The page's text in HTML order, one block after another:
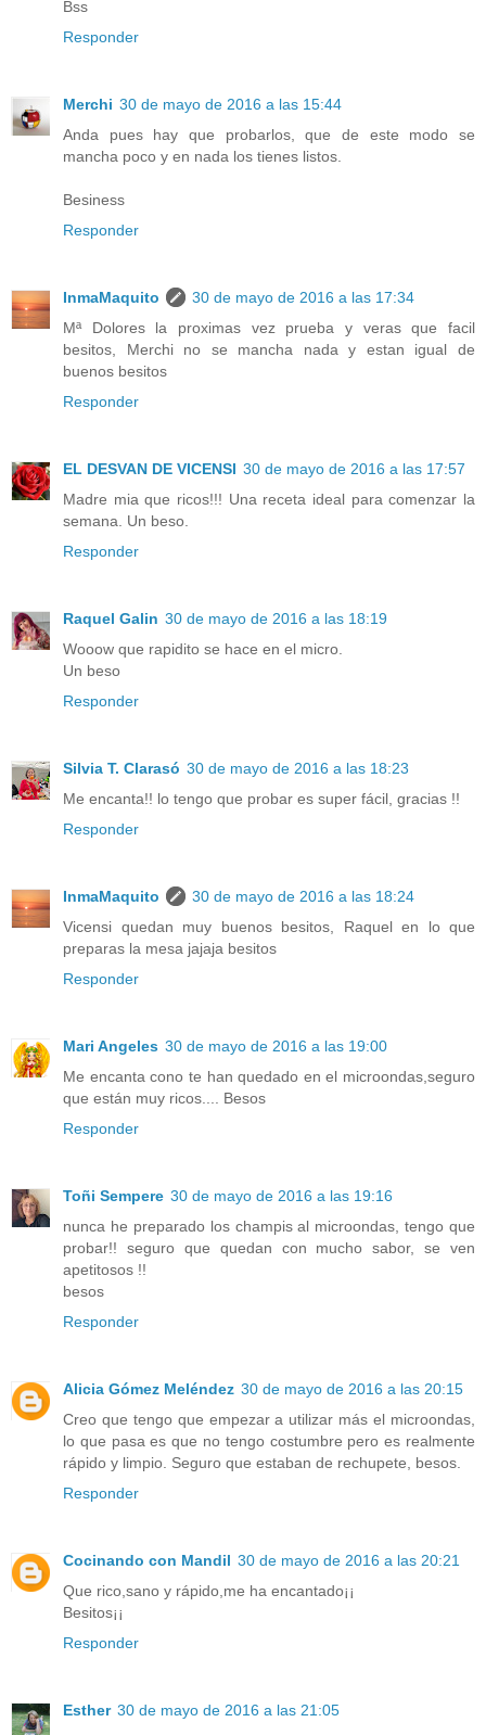
Bss
Responder
Merchi 30 de mayo de 2016 a las 15:44
Anda pues hay que probarlos, que de este modo se
mancha poco y en nada los tienes listos.
Besiness
Responder
InmaMaquito
30 de mayo de 2016 a las 17:34
Mª Dolores la proximas vez prueba y veras que facil
besitos, Merchi no se mancha nada y estan igual de
buenos besitos
Responder
EL DESVAN DE VICENSI 30 de mayo de 2016 a las 17:57
Madre mia que ricos!!! Una receta ideal para comenzar la
semana. Un beso.
Responder
Raquel Galin 30 de mayo de 2016 a las 18:19
Wooow que rapidito se hace en el micro.
Un beso
Responder
Silvia T. Clarasó 30 de mayo de 2016 a las 18:23
Me encanta!! lo tengo que probar es super fácil, gracias !!
Responder
InmaMaquito
30 de mayo de 2016 a las 18:24
Vicensi quedan muy buenos besitos, Raquel en lo que
preparas la mesa jajaja besitos
Responder
Mari Angeles 30 de mayo de 2016 a las 19:00
Me encanta cono te han quedado en el microondas,seguro
que están muy ricos.... Besos
Responder
Toñi Sempere 30 de mayo de 2016 a las 19:16
nunca he preparado los champis al microondas, tengo que
probar!! seguro que quedan con mucho sabor, se ven
apetitosos !!
besos
Responder
Alicia Gómez Meléndez 30 de mayo de 2016 a las 20:15
Creo que tengo que empezar a utilizar más el microondas,
lo que pasa es que no tengo costumbre pero es realmente
rápido y limpio. Seguro que estaban de rechupete, besos.
Responder
Cocinando con Mandil 30 de mayo de 2016 a las 20:21
Que rico,sano y rápido,me ha encantado¡¡
Besitos¡¡
Responder
Esther 30 de mayo de 2016 a las 21:05